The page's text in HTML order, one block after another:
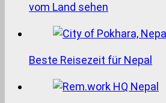
vom Land sehen
Beste Reisezeit für Nepal